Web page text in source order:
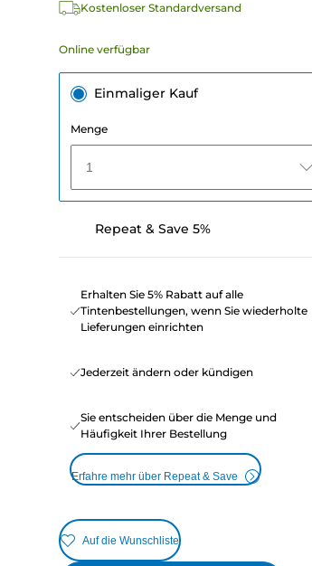
Kostenloser Standardversand
Online verfügbar
Einmaliger Kauf
Menge
1
Repeat & Save 5%
Erhalten Sie 5% Rabatt auf alle
Tintenbestellungen, wenn Sie wiederholte
Lieferungen einrichten
Jederzeit ändern oder kündigen
Sie entscheiden über die Menge und
Häufigkeit Ihrer Bestellung
Erfahre mehr über Repeat & Save
Auf die Wunschliste